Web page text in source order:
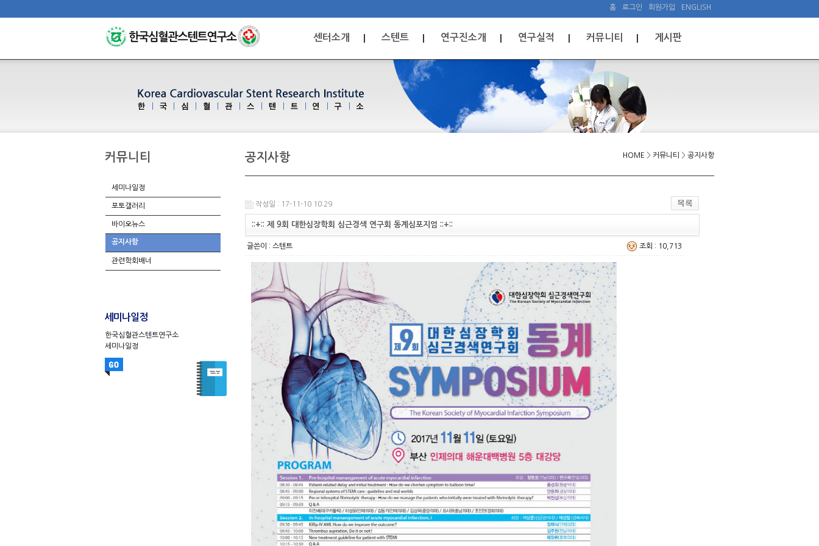
홈 로그인 회원가입 ENGLISH
센터소개 스텐트 연구진소개 연구실적 커뮤니티 게시판
커뮤니티
세미나일정
포토갤러리
바이오뉴스
공지사항
관련학회배너
세미나일정
한국심혈관스텐트연구소
세미나일정
공지사항 HOME > 커뮤니티 > 공지사항
작성일 : 17-11-10 10:29
::+:: 제 9회 대한심장학회 심근경색 연구회 동계심포지엄 ::+::
글쓴이 : 스텐트 조회 : 10,713